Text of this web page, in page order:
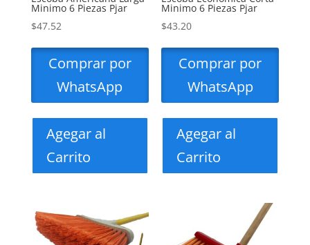
Minimo 6 Piezas Pjar
$47.52
Comprar por
WhatsApp
Agegar al
Carrito
Minimo 6 Piezas Pjar
$43.20
Comprar por
WhatsApp
Agegar al
Carrito